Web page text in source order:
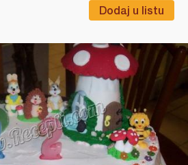
Dodaj u listu